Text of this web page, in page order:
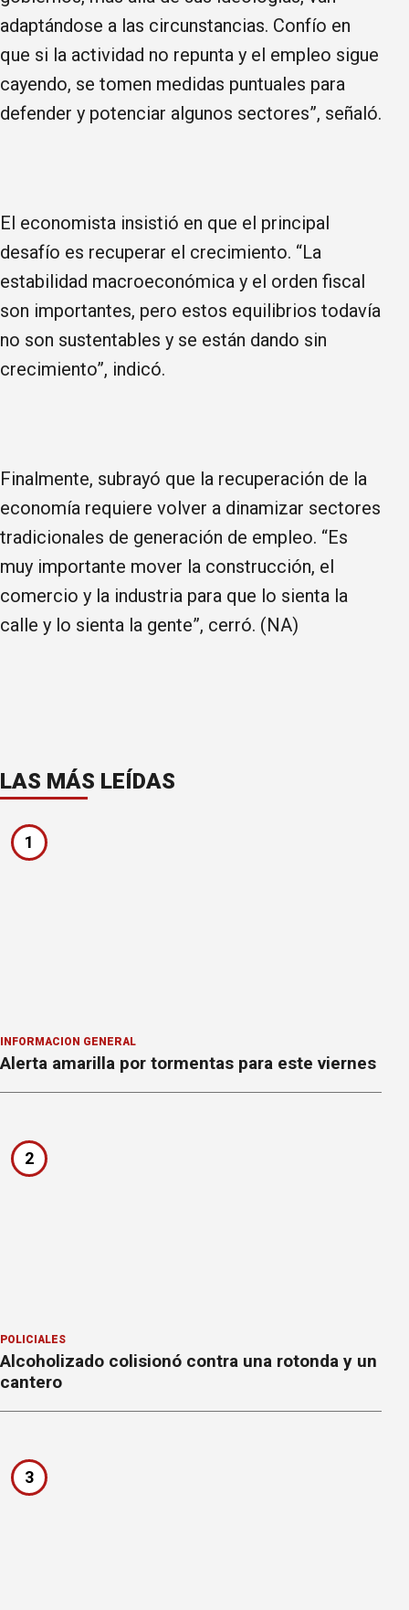
adaptándose a las circunstancias. Confío en
que si la actividad no repunta y el empleo sigue
cayendo, se tomen medidas puntuales para
defender y potenciar algunos sectores”, señaló.
El economista insistió en que el principal
desafío es recuperar el crecimiento. “La
estabilidad macroeconómica y el orden fiscal
son importantes, pero estos equilibrios todavía
no son sustentables y se están dando sin
crecimiento”, indicó.
Finalmente, subrayó que la recuperación de la
economía requiere volver a dinamizar sectores
tradicionales de generación de empleo. “Es
muy importante mover la construcción, el
comercio y la industria para que lo sienta la
calle y lo sienta la gente”, cerró. (NA)
LAS MÁS LEÍDAS
1
INFORMACION GENERAL
Alerta amarilla por tormentas para este viernes
2
POLICIALES
Alcoholizado colisionó contra una rotonda y un
cantero
3